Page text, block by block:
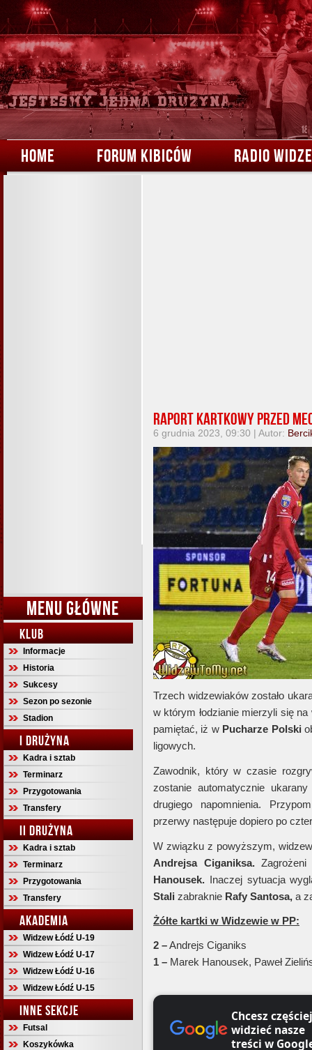
HOME FORUM KIBICÓW RADIO
MENU GŁÓWNE
KLUB
Informacje
Historia
Sukcesy
Sezon po sezonie
Stadion
I DRUŻYNA
Kadra i sztab
Terminarz
Przygotowania
Transfery
II DRUŻYNA
Kadra i sztab
Terminarz
Przygotowania
Transfery
AKADEMIA
Widzew Łódź U-19
Widzew Łódź U-17
Widzew Łódź U-16
Widzew Łódź U-15
INNE SEKCJE
Futsal
Koszykówka
Raport kartkowy przed
6 grudnia 2023, 09:30 | Autor:
Trzech widzewiaków zostało
w którym łodzianie mierzyli się
pamiętać, iż w Pucharze Polski
ligowych.
Zawodnik, który w czasie
zostanie automatycznie
drugiego napomnienia.
przerwy następuje dopiero po
W związku z powyższym,
Andrejsa Ciganiksa.
Hanousek. Inaczej sytuacja
Stali zabraknie Rafy Santosa, a
Żółte kartki w Widzewie w PP:
2 –Andrejs Ciganiks
1 – Marek Hanousek, Paweł
Chcesz częściej
widzieć nasze
treści w